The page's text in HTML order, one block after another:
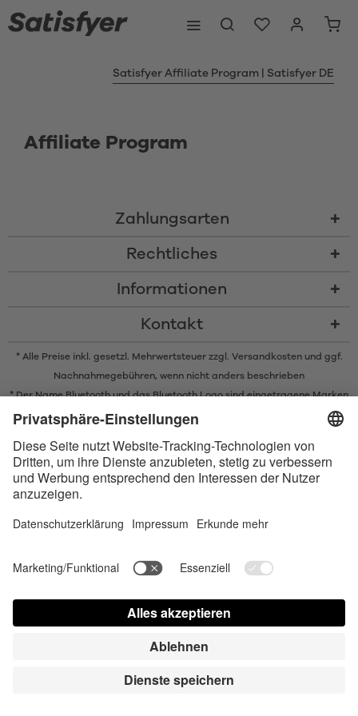
Satisfyer Affiliate Program | Satisfyer DE
Affiliate Program
Zahlungsarten
Rechtliches
Informationen
Kontakt
* Alle Preise inkl. gesetzl. Mehrwertsteuer zzgl. Versandkostenund ggf.
Nachnahmegebühren, wenn nicht anders beschrieben
* Der Name Bluetooth und das Bluetooth Logo sind eingetragene Marken
und Eigentum der Bluetooth SIG, Inc. Die Nutzung dieser Marken durch
Contact us today Cookie-Einstellungen
© Triple A Marketing GmbH